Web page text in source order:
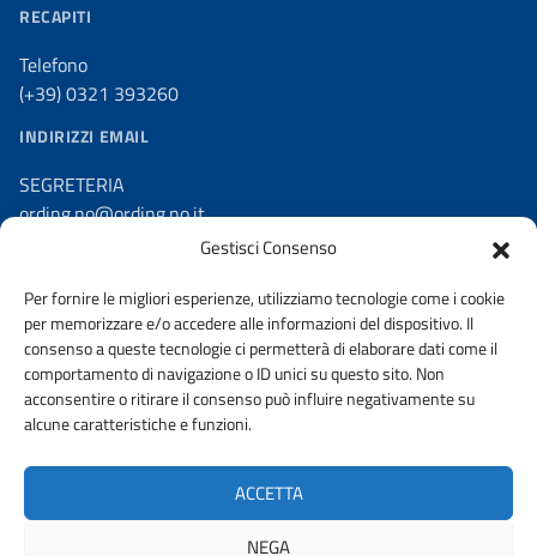
Gestisci Consenso
Per fornire le migliori esperienze, utilizziamo tecnologie come i cookie
per memorizzare e/o accedere alle informazioni del dispositivo. Il
consenso a queste tecnologie ci permetterà di elaborare dati come il
comportamento di navigazione o ID unici su questo sito. Non
acconsentire o ritirare il consenso può influire negativamente su
alcune caratteristiche e funzioni.
ACCETTA
NEGA
RECAPITI
Telefono
(+39) 0321 393260
INDIRIZZI EMAIL
SEGRETERIA
ording.no@ording.no.it
AMMINISTRAZIONE TRASPARENTE
DICHIARAZIONE DI ACCESSIBILITA’